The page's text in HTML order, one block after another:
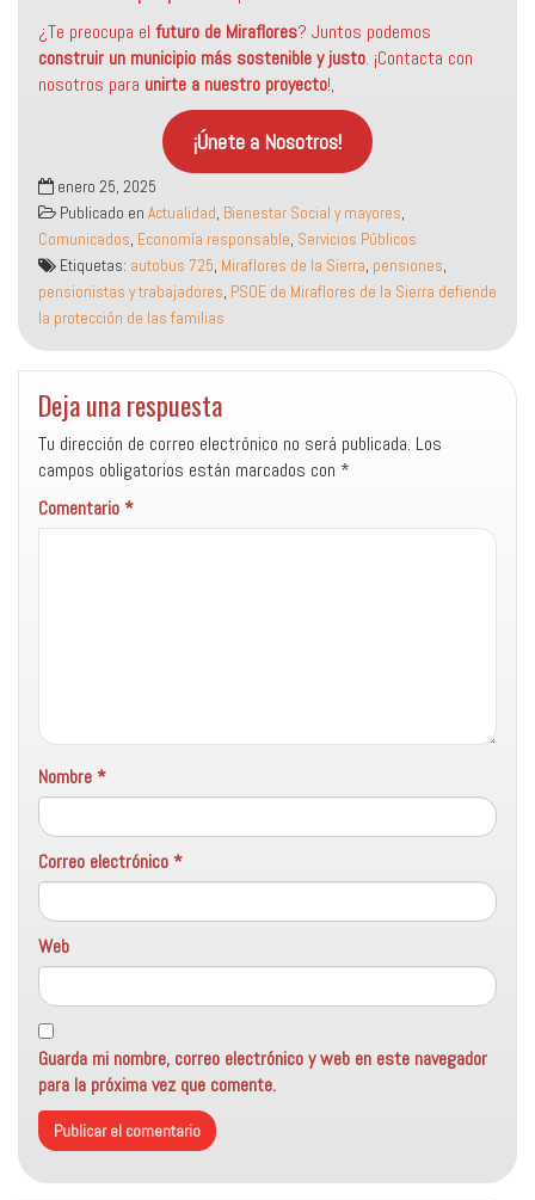
¿Te preocupa el futuro de Miraflores? Juntos podemos
construir un municipio más sostenibley justo. ¡Contacta con
nosotros para unirte a nuestro proyecto!,
¡Únete a Nosotros!
enero 25, 2025
Publicado en Actualidad, Bienestar Social y mayores,
Comunicados, Economía responsable, Servicios Públicos
Etiquetas: autobus 725, Miraflores de la Sierra, pensiones,
pensionistas y trabajadores, PSOE de Miraflores de la Sierra defiende
la protección de las familias
Deja una respuesta
Tu dirección de correo electrónico no será publicada. Los
campos obligatorios están marcados con *
Comentario*
Nombre *
Correo electrónico *
Web
Guarda mi nombre, correo electrónico y web en este navegador
para la próxima vez que comente.